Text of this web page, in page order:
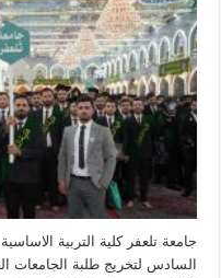
جامعة تلعفر كلية التربية
السادس لتخريج طلبة الجامعات